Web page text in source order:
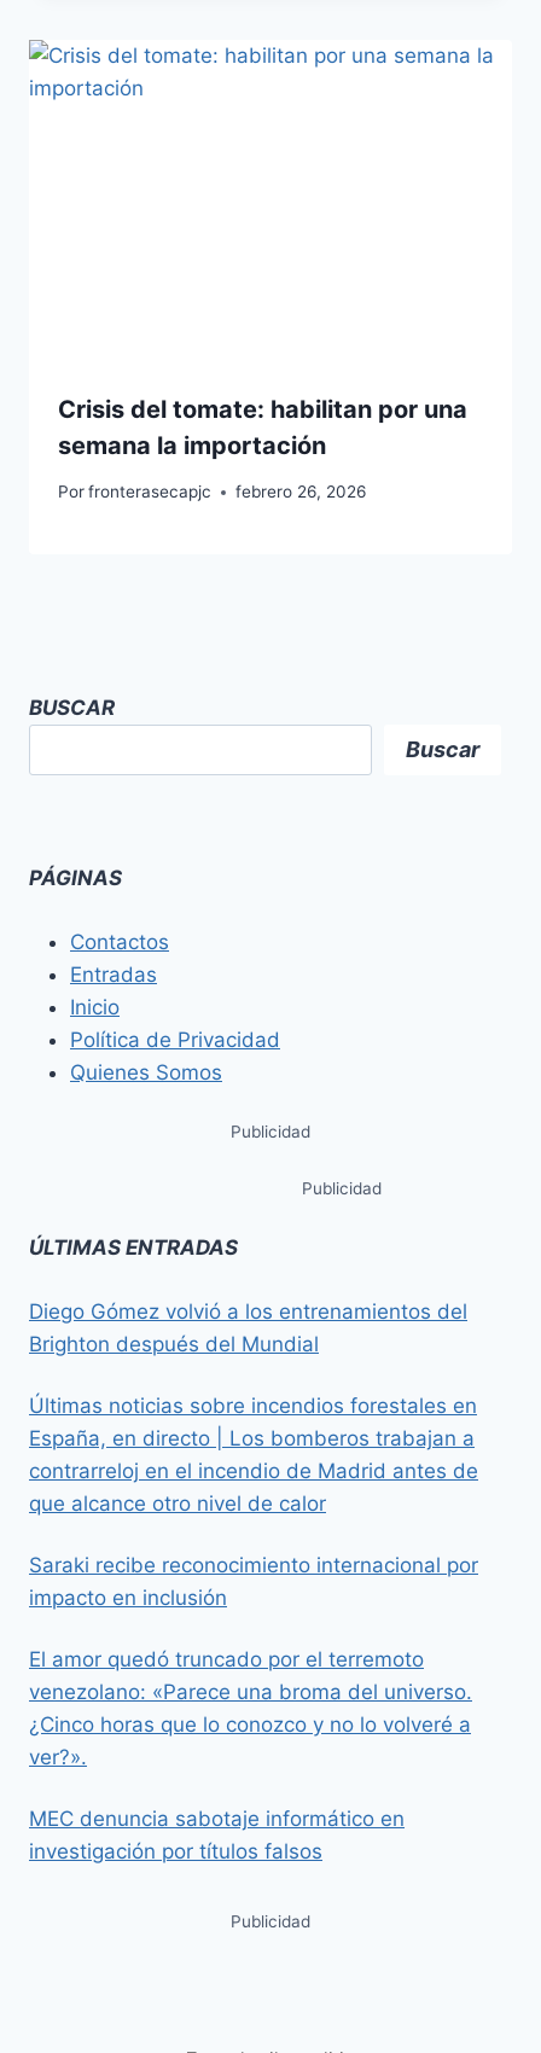
Crisis del tomate: habilitan por una
semana la importación
Porfronterasecapjc febrero 26, 2026
BUSCAR
Buscar
PÁGINAS
Contactos
Entradas
Inicio
Política de Privacidad
Quienes Somos
Publicidad
Publicidad
ÚLTIMAS ENTRADAS
Diego Gómez volvió a los entrenamientos del
Brighton después del Mundial
Últimas noticias sobre incendios forestales en
España, en directo | Los bomberos trabajan a
contrarreloj en el incendio de Madrid antes de
que alcance otro nivel de calor
Saraki recibe reconocimiento internacional por
impacto en inclusión
El amor quedó truncado por el terremoto
venezolano: «Parece una broma del universo.
¿Cinco horas que lo conozco y no lo volveré a
ver?».
MEC denuncia sabotaje informático en
investigación por títulos falsos
Publicidad